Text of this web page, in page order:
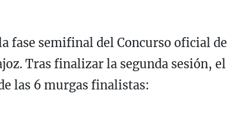
fase semifinal del Concurso oficial de
Tras finalizar la segunda sesión, el
las 6 murgas finalistas: